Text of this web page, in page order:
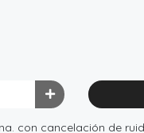
con cancelación de